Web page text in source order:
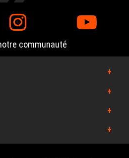
communauté